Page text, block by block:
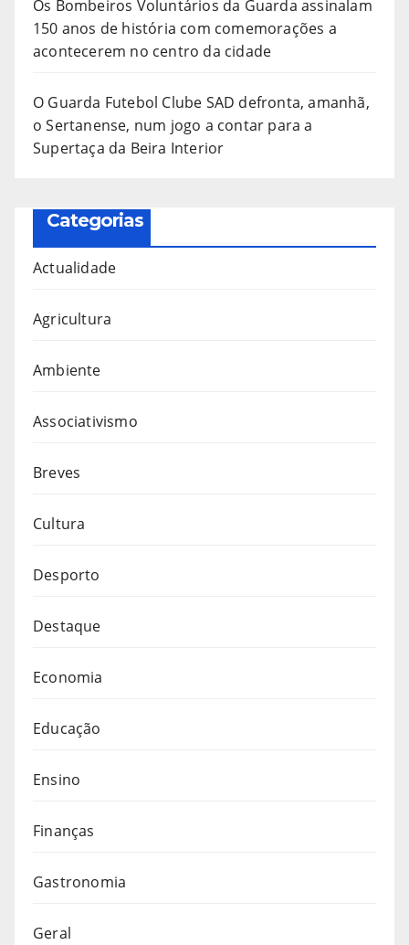
Os Bombeiros Voluntários da Guarda assinalam
150 anos de história com comemorações a
acontecerem no centro da cidade
O Guarda Futebol Clube SAD defronta, amanhã,
o Sertanense, num jogo a contar para a
Supertaça da Beira Interior
Categorias
Actualidade
Agricultura
Ambiente
Associativismo
Breves
Cultura
Desporto
Destaque
Economia
Educação
Ensino
Finanças
Gastronomia
Geral